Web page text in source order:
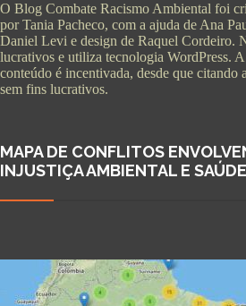
O Blog Combate Racismo Ambiental foi
por Tania Pacheco, com a ajuda de Ana
Daniel Levi e design de Raquel Cordeiro.
lucrativos e utiliza tecnologia WordPress.
conteúdo é incentivada, desde que citando
sem fins lucrativos.
MAPA DE CONFLITOS
INJUSTIÇA AMBIENTAL E SAÚDE